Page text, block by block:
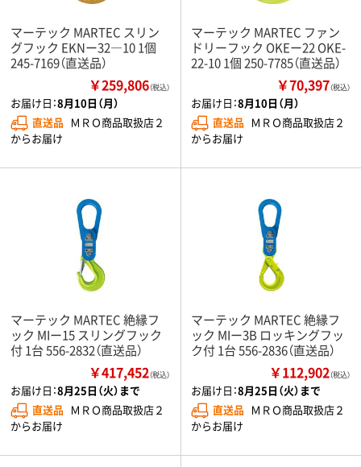
マーテック MARTEC スリン
グフック EKNー32―10 1個
245-7169（直送品）
￥259,806（税込）
お届け日：8月10日（月）
直送品 ＭＲＯ商品取扱店２
からお届け
マーテック MARTEC ファン
ドリーフック OKEー22 OKE-
22-10 1個 250-7785（直送品）
￥70,397（税込）
お届け日：8月10日（月）
直送品 ＭＲＯ商品取扱店２
からお届け
マーテック MARTEC 絶縁フ
ック MIー15 スリングフック
付 1台 556-2832（直送品）
￥417,452（税込）
お届け日：8月25日（火）まで
直送品 ＭＲＯ商品取扱店２
からお届け
マーテック MARTEC 絶縁フ
ック MIー3B ロッキングフッ
ク付 1台 556-2836（直送品）
￥112,902（税込）
お届け日：8月25日（火）まで
直送品 ＭＲＯ商品取扱店２
からお届け